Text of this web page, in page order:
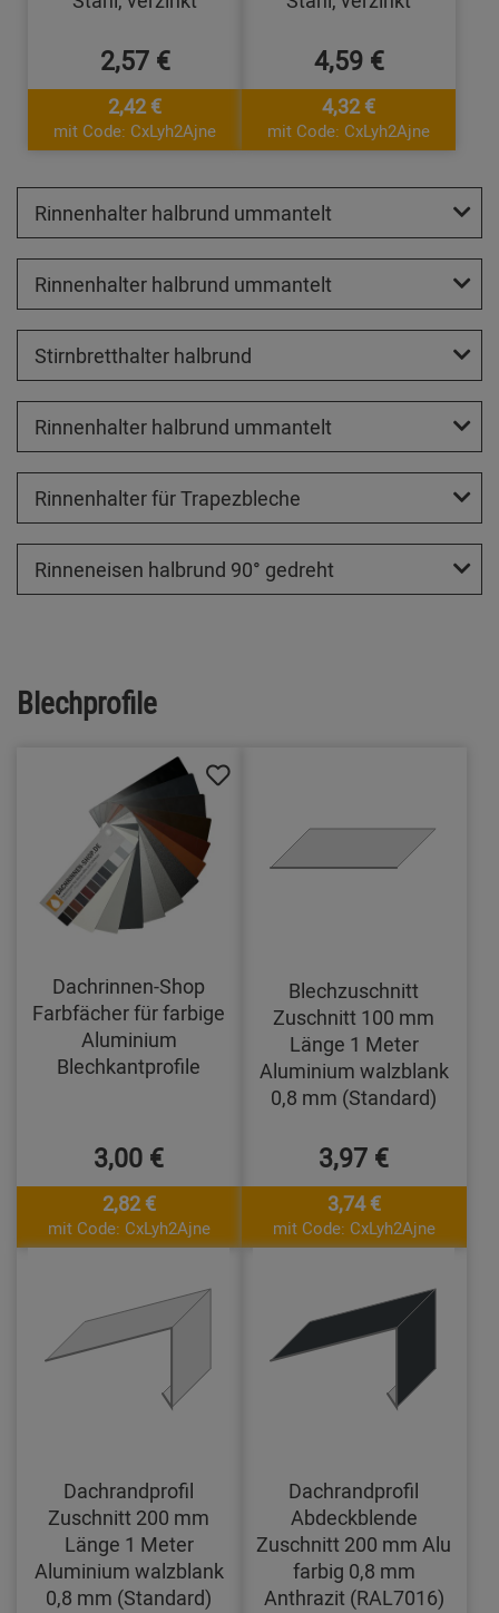
2,57 €
2,42 €
mit Code: CxLyh2Ajne
4,59 €
4,32 €
mit Code: CxLyh2Ajne
Rinnenhalter halbrund ummantelt
Rinnenhalter halbrund ummantelt
Stirnbretthalter halbrund
Rinnenhalter halbrund ummantelt
Rinnenhalter für Trapezbleche
Rinneneisen halbrund 90° gedreht
Blechprofile
Dachrinnen-Shop
Farbfächer für farbige
Aluminium
Blechkantprofile
3,00 €
2,82 €
mit Code: CxLyh2Ajne
Blechzuschnitt
Zuschnitt 100 mm
Länge 1 Meter
Aluminium walzblank
0,8 mm (Standard)
3,97 €
3,74 €
mit Code: CxLyh2Ajne
Dachrandprofil
Zuschnitt 200 mm
Länge 1 Meter
Aluminium walzblank
0,8 mm (Standard)
Dachrandprofil
Abdeckblende
Zuschnitt 200 mm Alu
farbig 0,8 mm
Anthrazit (RAL7016)